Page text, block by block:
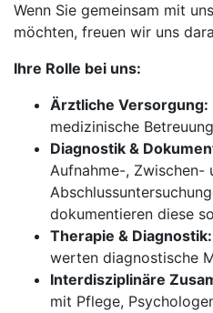
Wenn Sie gemeinsam mit
möchten, freuen wir uns
Ihre Rolle bei uns:
Ärztliche Versorgung:
medizinische
Diagnostik &
Aufnahme-, Zwischen-
dokumentieren diese
Therapie & Diagnostik:
werten diagnostische
Interdisziplinäre
mit Pflege,